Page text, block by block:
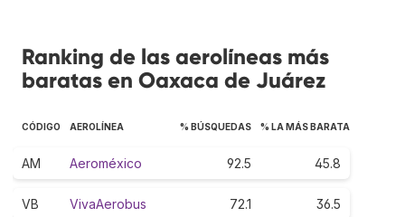
Ranking de las aerolíneas más
baratas en Oaxaca de Juárez
CÓDIGO AEROLÍNEA % BÚSQUEDAS % LA MÁS BARATA
AM Aeroméxico 92.5 45.8
VB VivaAerobus 72.1 36.5